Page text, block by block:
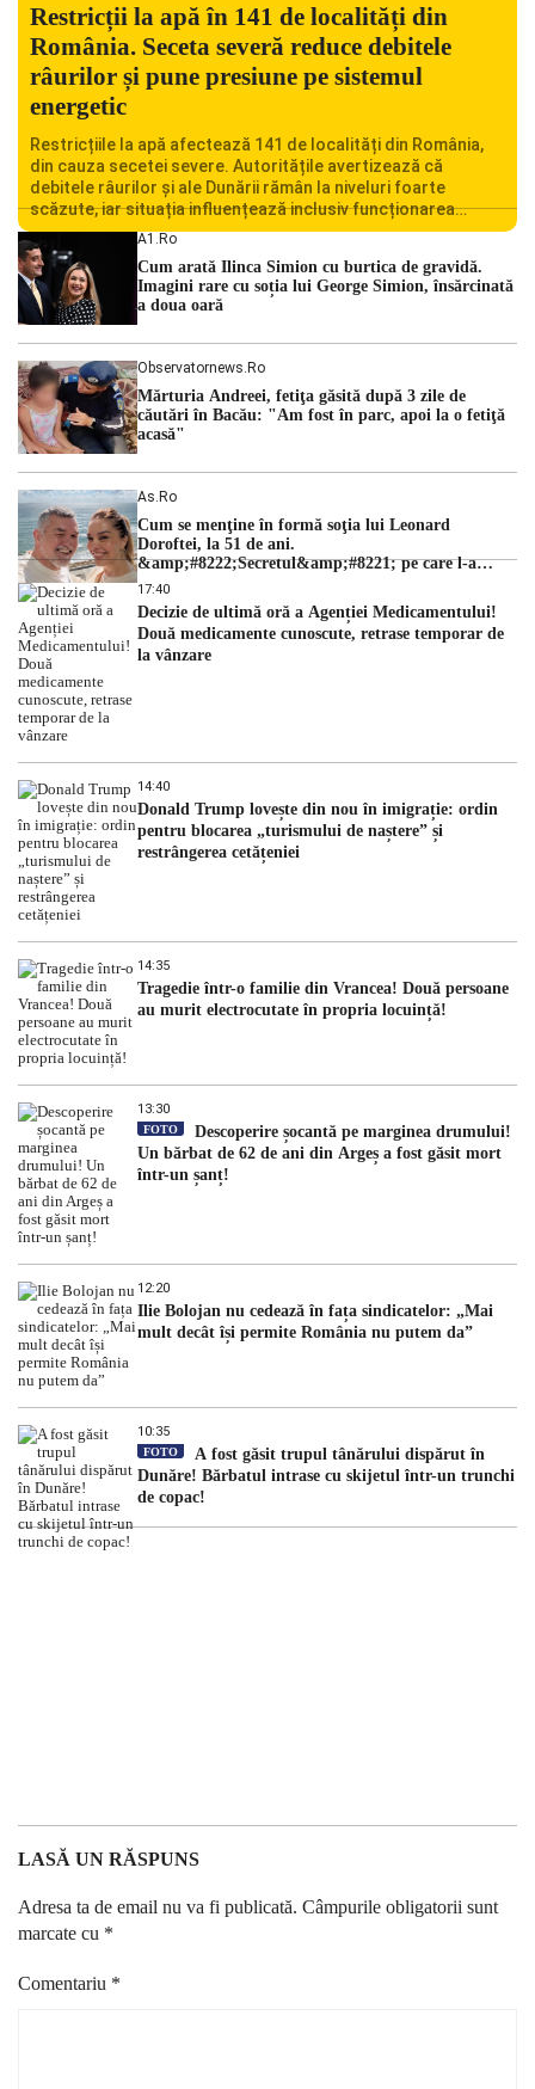
Restricții la apă în 141 de localități din
România. Seceta severă reduce debitele
râurilor și pune presiune pe sistemul
energetic
Restricțiile la apă afectează 141 de localități din România,
din cauza secetei severe. Autoritățile avertizează că
debitele râurilor și ale Dunării rămân la niveluri foarte
scăzute, iar situația influențează inclusiv funcționarea
Centralei Nucleare de la Cernavodă. România se confruntă
cu una dintre cele mai dificile perioade din punct de vedere
hidrologic din ultimii ani. Lipsa […]
A1.ro
Cum arată Ilinca Simion cu burtica de gravidă.
Imagini rare cu soția lui George Simion, însărcinată
a doua oară
Observatornews.ro
Mărturia Andreei, fetiţa găsită după 3 zile de
căutări în Bacău: "Am fost în parc, apoi la o fetiţă
acasă"
As.ro
Cum se menţine în formă soţia lui Leonard
Doroftei, la 51 de ani.
&amp;#8222;Secretul&amp;#8221; pe care l-a
dezvăluit
17:40
Decizie de ultimă oră a Agenției Medicamentului!
Două medicamente cunoscute, retrase temporar de
la vânzare
14:40
Donald Trump lovește din nou în imigrație: ordin
pentru blocarea „turismului de naștere” și
restrângerea cetățeniei
14:35
Tragedie într-o familie din Vrancea! Două persoane
au murit electrocutate în propria locuință!
13:30
FOTO
Descoperire șocantă pe marginea drumului!
Un bărbat de 62 de ani din Argeș a fost găsit mort
într-un șanț!
12:20
Ilie Bolojan nu cedează în fața sindicatelor: „Mai
mult decât își permite România nu putem da”
10:35
FOTO
A fost găsit trupul tânărului dispărut în
Dunăre! Bărbatul intrase cu skijetul într-un trunchi
de copac!
LASĂ UN RĂSPUNS
Adresa ta de email nu va fi publicată. Câmpurile obligatorii sunt
marcate cu *
Comentariu *